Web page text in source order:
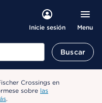
Inicie sesión Menu
Buscar
Crossings en
sobre las
.